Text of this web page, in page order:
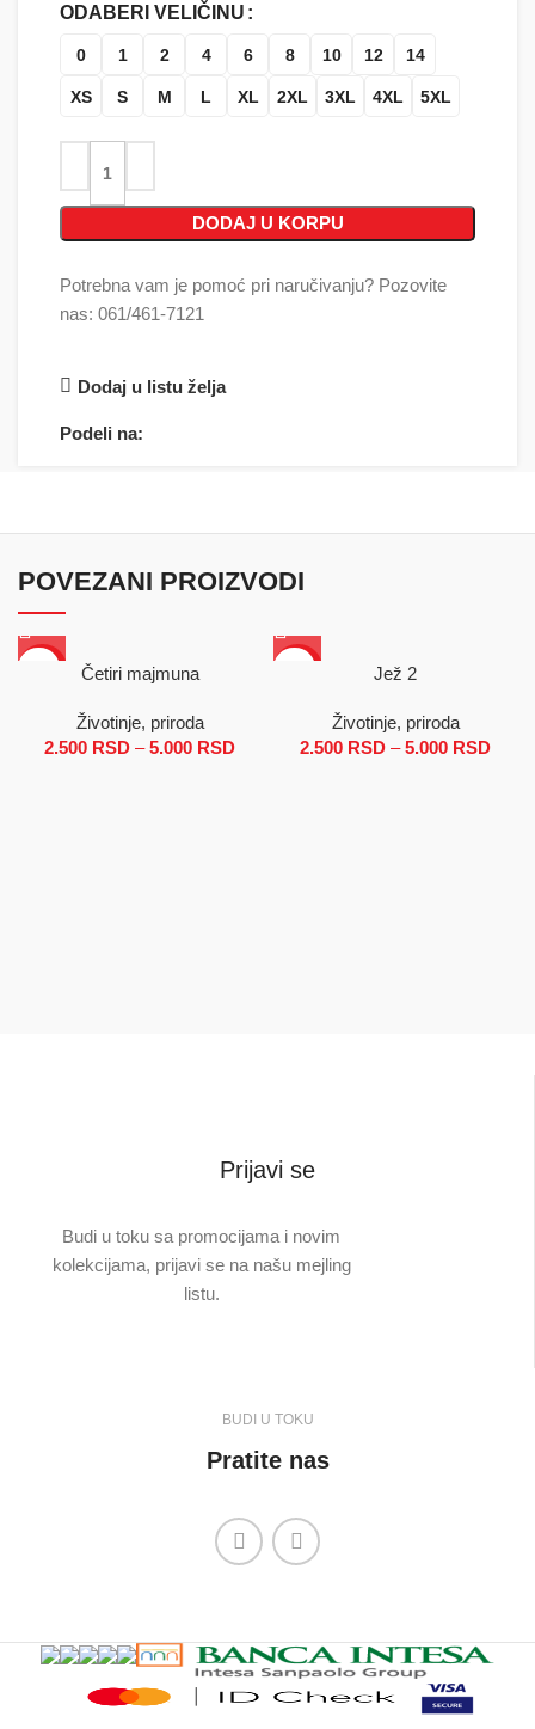
ODABERI VELIČINU
0 1 2 4 6 8 10 12 14
XS S M L XL 2XL 3XL 4XL 5XL
DODAJ U KORPU
Potrebna vam je pomoć pri naručivanju? Pozovite
nas: 061/461-7121
Dodaj u listu želja
Podeli na:
POVEZANI PROIZVODI
Četiri majmuna
Životinje, priroda
2.500 RSD – 5.000 RSD
Raspon cena: od 2.500 RSD do
Jež 2
Životinje, priroda
2.500 RSD – 5.000 RSD
Prijavi se
Budi u toku sa promocijama i novim
kolekcijama, prijavi se na našu mejling
listu.
BUDI U TOKU
Pratite nas